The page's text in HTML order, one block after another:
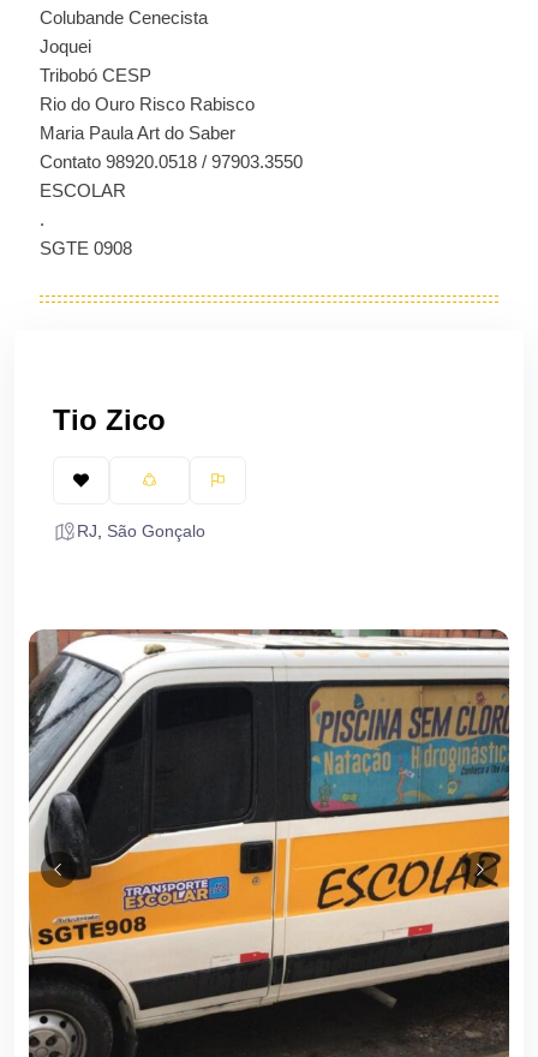
Tio Zico
RJ São Gonçalo
Colubande Cenecista
Joquei
Tribobó CESP
Rio do Ouro Risco Rabisco
Maria Paula Art do Saber
Contato 98920.0518 / 97903.3550
ESCOLAR
.
SGTE 0908